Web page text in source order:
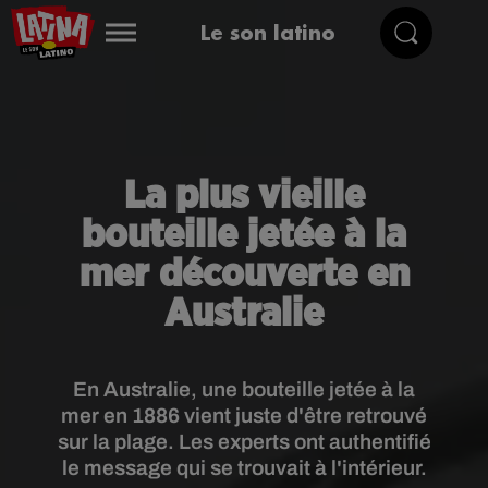
Le son latino
La plus vieille
bouteille jetée à la
mer découverte en
Australie
En Australie, une bouteille jetée à la
mer en 1886 vient juste d'être retrouvé
sur la plage. Les experts ont authentifié
le message qui se trouvait à l'intérieur.